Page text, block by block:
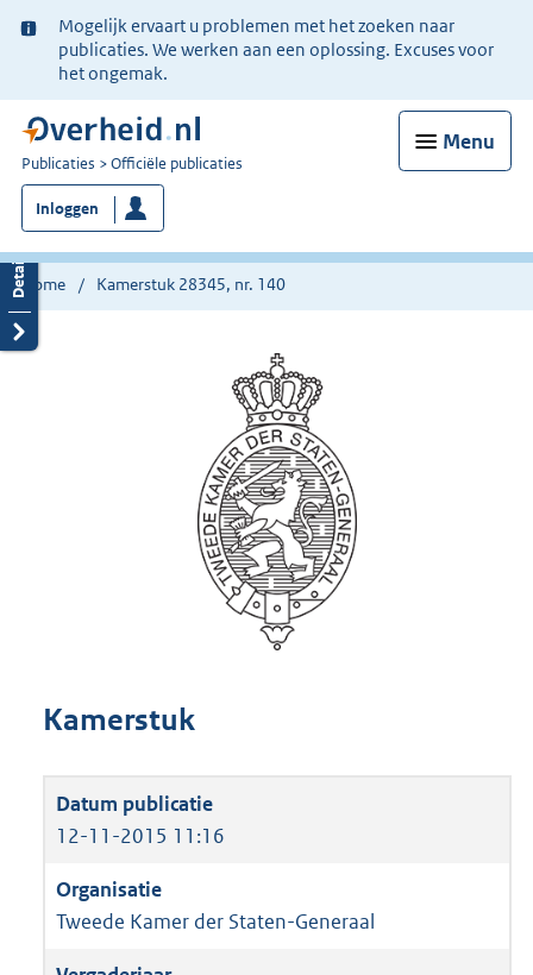
Ter
informatie:
Mogelijk ervaart u problemen met het zoeken naar
publicaties. We werken aan een oplossing. Excuses voor
het ongemak.
Menu
U
bent
nu
hier:
Publicaties Officiële publicaties
Inloggen
Home Kamerstuk 28345, nr. 140
Kamerstuk
12-11-2015 11:16
Tweede Kamer der Staten-Generaal